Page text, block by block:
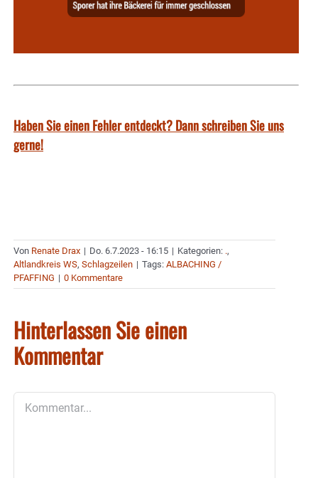
Haben Sie einen Fehler entdeckt? Dann schreiben Sie uns
gerne!
Von Renate Drax | Do. 6.7.2023 - 16:15 | Kategorien: .,
Altlandkreis WS, Schlagzeilen | Tags: ALBACHING /
PFAFFING | 0 Kommentare
Hinterlassen Sie einen
Kommentar